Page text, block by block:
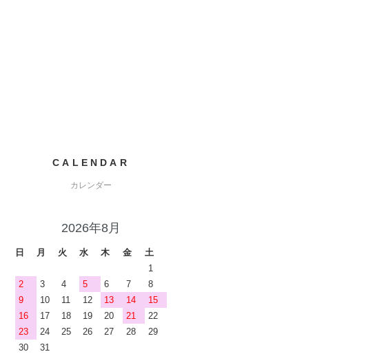
CALENDAR
カレンダー
2026年8月
日 月 火 水 木 金
土
1
2
3 4 5 6 7
8
9
10 11 12 13 14
15
16
17 18 19 20 21
22
23
24 25 26 27 28
29
30
31